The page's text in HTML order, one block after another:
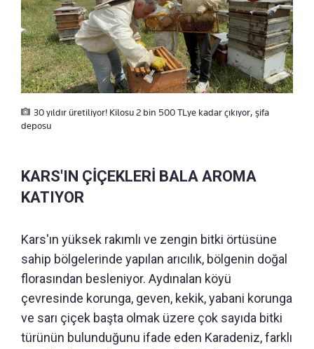
30 yıldır üretiliyor! Kilosu 2 bin 500 TLye kadar çıkıyor, şifa
deposu
KARS'IN ÇİÇEKLERİ BALA AROMA
KATIYOR
Kars'ın yüksek rakımlı ve zengin bitki örtüsüne
sahip bölgelerinde yapılan arıcılık, bölgenin doğal
florasından besleniyor. Aydınalan köyü
çevresinde korunga, geven, kekik, yabani korunga
ve sarı çiçek başta olmak üzere çok sayıda bitki
türünün bulunduğunu ifade eden Karadeniz, farklı